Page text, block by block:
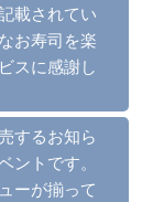
載されてい
お寿司を楽
スに感謝し
するお知ら
ントです。
ーが揃って